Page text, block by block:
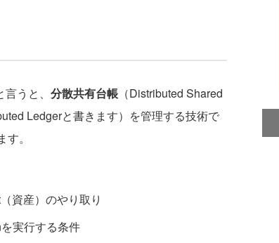
うと、 分散共有台帳 （Distributed Shared
Ledgerと書きます）を管理する技術で
。
資産）のやり取り
を実行する条件